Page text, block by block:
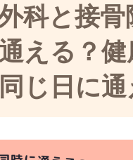
科と接骨
える？
じ日に